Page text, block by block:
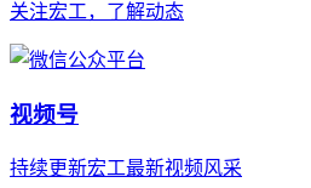
关注宏工，了解动态
视频号
持续更新宏工最新视频风采